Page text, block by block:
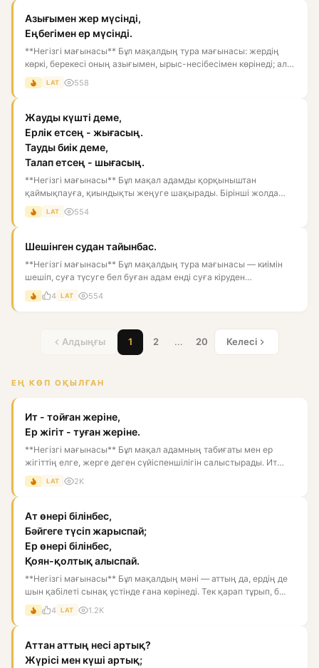
Азығымен жер мүсінді,
Еңбегімен ер мүсінді.
**Негізгі мағынасы** Бұл мақалдың тура мағынасы: жердің
көркі, берекесі оның азығымен, ырыс-несібесімен көрінеді; ал
ер...
LAT 558
Жауды күшті деме,
Ерлік етсең - жығасың.
Тауды биік деме,
Талап етсең - шығасың.
**Негізгі мағынасы** Бұл мақал адамды қорқыныштан
қаймықпауға, қиындықты жеңуге шақырады. Бірінші жолда
жаудың күшін асы...
LAT 554
Шешінген судан тайынбас.
**Негізгі мағынасы** Бұл мақалдың тура мағынасы — киімін
шешіп, суға түсуге бел буған адам енді суға кіруден
тартынбайды...
4 LAT 554
Алдыңғы 1 2 ... 20 Келесі
ЕҢ КӨП ОҚЫЛҒАН
Ит - тойған жеріне,
Ер жігіт - туған жеріне.
**Негізгі мағынасы** Бұл мақал адамның табиғаты мен ер
жігіттің елге, жерге деген сүйіспеншілігін салыстырады. Ит
тойған...
LAT 2K
Ат өнері білінбес,
Бәйгеге түсіп жарыспай;
Ер өнері білінбес,
Қоян-қолтық алыспай.
**Негізгі мағынасы** Бұл мақалдың мәні — аттың да, ердің де
шын қабілеті сынақ үстінде ғана көрінеді. Тек қарап тұрып, б...
4 LAT 1.2K
Аттан аттың несі артық?
Жүрісі мен күші артық;